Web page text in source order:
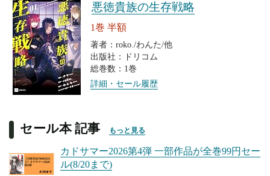
悪徳貴族の生存戦略
1巻 半額
著者：roko./わんた/他
出版社：ドリコム
総巻数：1巻
詳細・セール履歴
セール本 記事 もっと見る
カドサマー2026第4弾 一部作品が全巻99円セー
ル(8/20まで)